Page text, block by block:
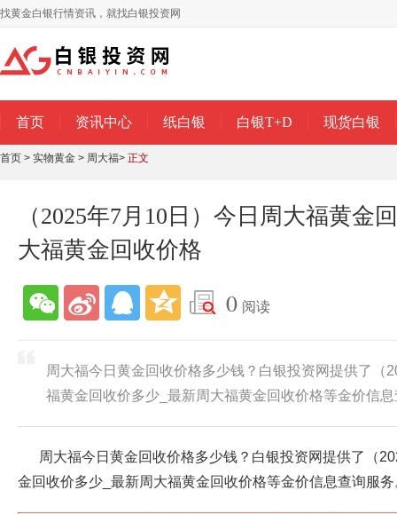
找黄金白银行情资讯，就找白银投资网
首页 资讯中心 纸白银 白银T+D 现货白银
首页 > 实物黄金 > 周大福> 正文
（2025年7月10日）今日周大福黄金
大福黄金回收价格
0 阅读
周大福今日黄金回收价格多少钱？白银投资网提供了（
福黄金回收价多少_最新周大福黄金回收价格等金价信
周大福今日黄金回收价格多少钱？白银投资网提供了（
金回收价多少_最新周大福黄金回收价格等金价信息查询服务